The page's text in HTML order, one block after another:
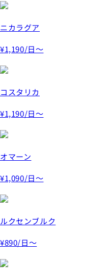
ニカラグア
¥1,190/日～
コスタリカ
¥1,190/日～
オマーン
¥1,090/日～
ルクセンブルク
¥890/日～